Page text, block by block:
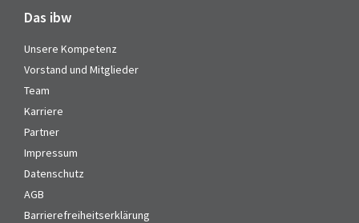
Das ibw
Unsere Kompetenz
Vorstand und Mitglieder
Team
Karriere
Partner
Impressum
Datenschutz
AGB
Barrierefreiheitserklärung